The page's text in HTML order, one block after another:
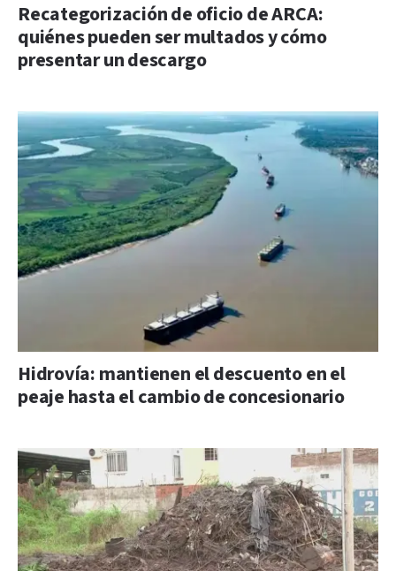
Recategorización de oficio de ARCA:
quiénes pueden ser multados y cómo
presentar un descargo
Hidrovía: mantienen el descuento en el
peaje hasta el cambio de concesionario